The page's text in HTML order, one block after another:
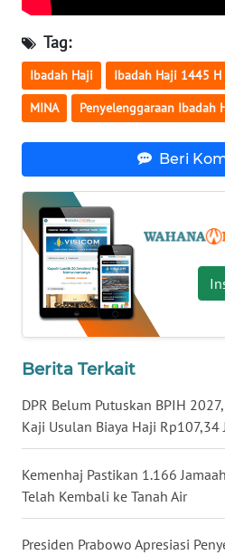
Tag:
Ibadah Haji Ibadah Haji 1445 H
MINA Penyelenggaraan Ibadah
Beri
Berita Terkait
DPR Belum Putuskan BPIH
Kaji Usulan Biaya Haji Rp107,34
Kemenhaj Pastikan 1.166
Telah Kembali ke Tanah Air
Presiden Prabowo Apresiasi
WN
JABAR
WN
BANTEN
WN
KEPRI
WN
PAPUA
PAPUA
WN
RIAU
WN
SERAMBI